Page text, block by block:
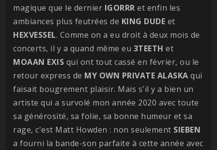
magique que le dernier IGORRR et enfin les
ambiances plus feutrées de KING DUDE et
HEXVESSEL. Comme on a eu droit à deux mois de
concerts, il y a quand même eu 3TEETH et
MOAAN EXIS qui ont tout cassé en février, ou le
retour express de MY OWN PRIVATE ALASKA qui
faisait bougrement plaisir. Mais s'il y a bien un
artiste qui a survolé mon année 2020 avec toute
sa générosité, sa folie, sa bonne humeur et sa
rage, c'est Matt Howden : non seulement SIEBEN
a fourni la bande-son parfaite à cette année avec